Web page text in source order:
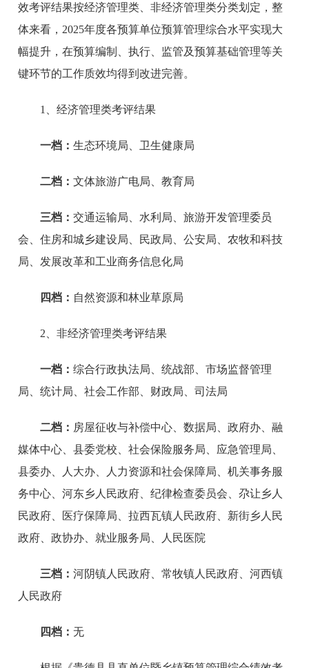
效考评结果按经济管理类、非经济管理类分类划定，整
体来看，2025年度各预算单位预算管理综合水平实现大
幅提升，在预算编制、执行、监管及预算基础管理等关
键环节的工作质效均得到改进完善。
1、经济管理类考评结果
一档：生态环境局、卫生健康局
二档：文体旅游广电局、教育局
三档：交通运输局、水利局、旅游开发管理委员
会、住房和城乡建设局、民政局、公安局、农牧和科技
局、发展改革和工业商务信息化局
四档： 自然资源和林业草原局
2、非经济管理类考评结果
一档：综合行政执法局、统战部、市场监督管理
局、统计局、社会工作部、财政局、司法局
二档： 房屋征收与补偿中心、数据局、政府办、融
媒体中心、县委党校、社会保险服务局、应急管理局、
县委办、人大办、人力资源和社会保障局、机关事务服
务中心、河东乡人民政府、纪律检查委员会、尕让乡人
民政府、医疗保障局、拉西瓦镇人民政府、新街乡人民
政府、政协办、就业服务局、人民医院
三档：河阴镇人民政府、常牧镇人民政府、河西镇
人民政府
四档：无